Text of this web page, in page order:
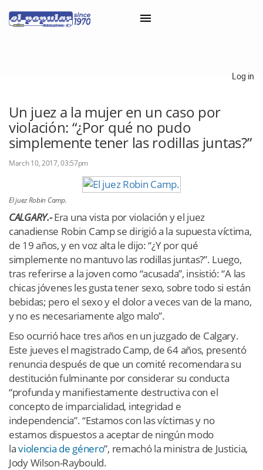
Classifieds
Categorías
Iniciar sesión con Clascal
Log in
Un juez a la mujer en un caso por
violación: “¿Por qué no pudo
simplemente tener las rodillas juntas?”
March 10, 2017, 03:57pm
El juez Robin Camp.
CALGARY.- Era una vista por violación y el juez
canadiense Robin Camp se dirigió a la supuesta víctima,
de 19 años, y en voz alta le dijo: “¿Y por qué
simplemente no mantuvo las rodillas juntas?”. Luego,
tras referirse a la joven como “acusada”, insistió: “A las
chicas jóvenes les gusta tener sexo, sobre todo si están
bebidas; pero el sexo y el dolor a veces van de la mano,
y no es necesariamente algo malo”.
Eso ocurrió hace tres años en un juzgado de Calgary.
Este jueves el magistrado Camp, de 64 años, presentó
renuncia después de que un comité recomendara su
destitución fulminante por considerar su conducta
“profunda y manifiestamente destructiva con el
concepto de imparcialidad, integridad e
independencia”. “Estamos con las víctimas y no
estamos dispuestos a aceptar de ningún modo
laviolencia de género”, remachó la ministra de Justicia,
Jody Wilson-Raybould.